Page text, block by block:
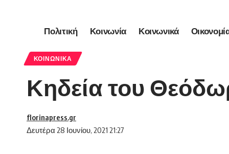
Πολιτική Κοινωνία Κοινωνικά
ΚΟΙΝΩΝΙΚΆ
Κηδεία του
Δευτέρα 28 Ιουνίου, 2021 21:27
florinapress.gr